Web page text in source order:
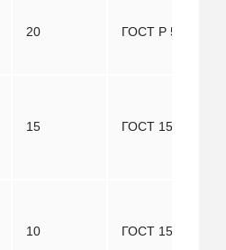
20 ГОСТ Р 53226
15 ГОСТ 15902.3
10 ГОСТ 15902.3